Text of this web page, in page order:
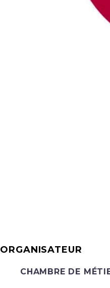
ORGANISATEUR
CHAMBRE DE